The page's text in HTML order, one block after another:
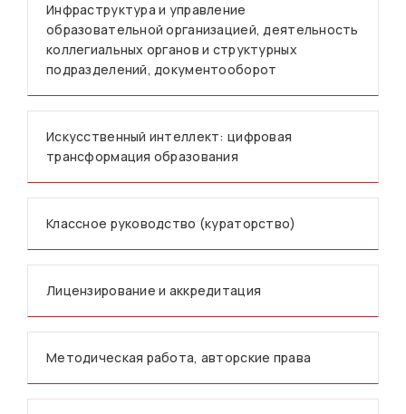
Инфраструктура и управление
образовательной организацией, деятельность
коллегиальных органов и структурных
подразделений, документооборот
Искусственный интеллект: цифровая
трансформация образования
Классное руководство (кураторство)
Лицензирование и аккредитация
Методическая работа, авторские права